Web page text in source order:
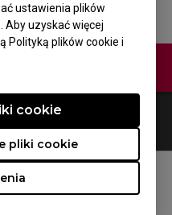
ustawienia plików
Aby uzyskać więcej
Polityką plików cookie i
pliki cookie
cookie